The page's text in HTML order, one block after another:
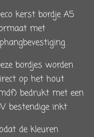
kerst bordje A5
met
bordjes worden
op het hout
bedrukt met een
bestendige inkt
de kleuren